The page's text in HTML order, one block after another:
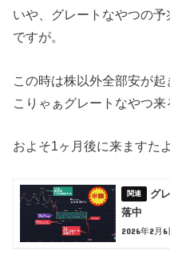
いや、グレートなやつの
ですが。
この時は株以外全部安が起
こりゃぁグレートなやつ来
およそ1ヶ月後に来ますたよ
グ
落中
2026年2月6